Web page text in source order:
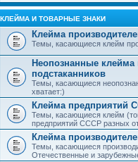
КЛЕЙМА И ТОВАРНЫЕ ЗНАКИ
Клейма
Темы, касающиеся клейм
Неопознанные клейма
подстаканников
Темы, касающиеся
хватает:)
Клейма предприятий
Темы, касающиеся клейм
предприятий СССР разных
Клейма
Темы, касающиеся
Отечественные и